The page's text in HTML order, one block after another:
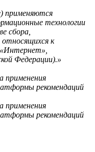
применяются
технологии
сбора,
относящихся к
Федерации).»
применения
рекомендаций
применения
рекомендаций